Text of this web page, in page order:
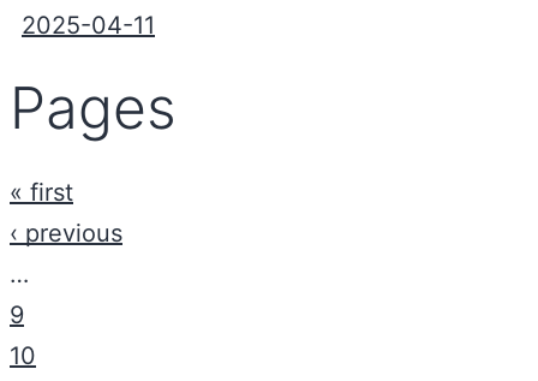
2025-04-11
Pages
« first
‹ previous
…
9
10